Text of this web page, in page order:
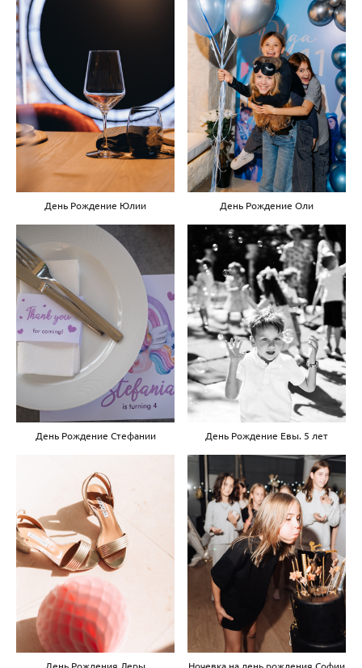
День Рождение Юлии День Рождение Оли
День Рождение Стефании День Рождение Евы. 5 лет